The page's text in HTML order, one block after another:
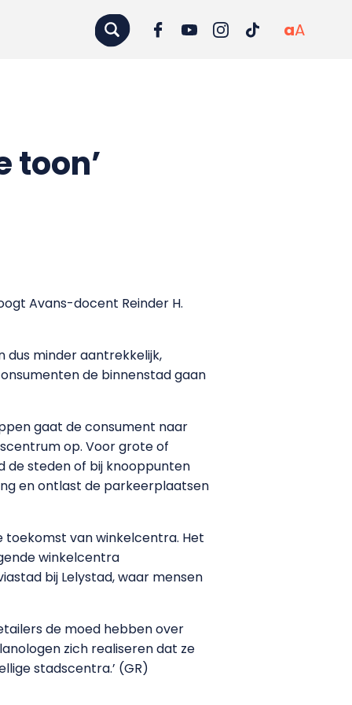
aA
toon’
Avans-docent Reinder H.
dus minder aantrekkelijk,
de binnenstad gaan
gaat de consument naar
op. Voor grote of
de steden of bij knooppunten
en ontlast de parkeerplaatsen
toekomst van winkelcentra. Het
winkelcentra
bij Lelystad, waar mensen
de moed hebben over
zich realiseren dat ze
stadscentra.’ (GR)